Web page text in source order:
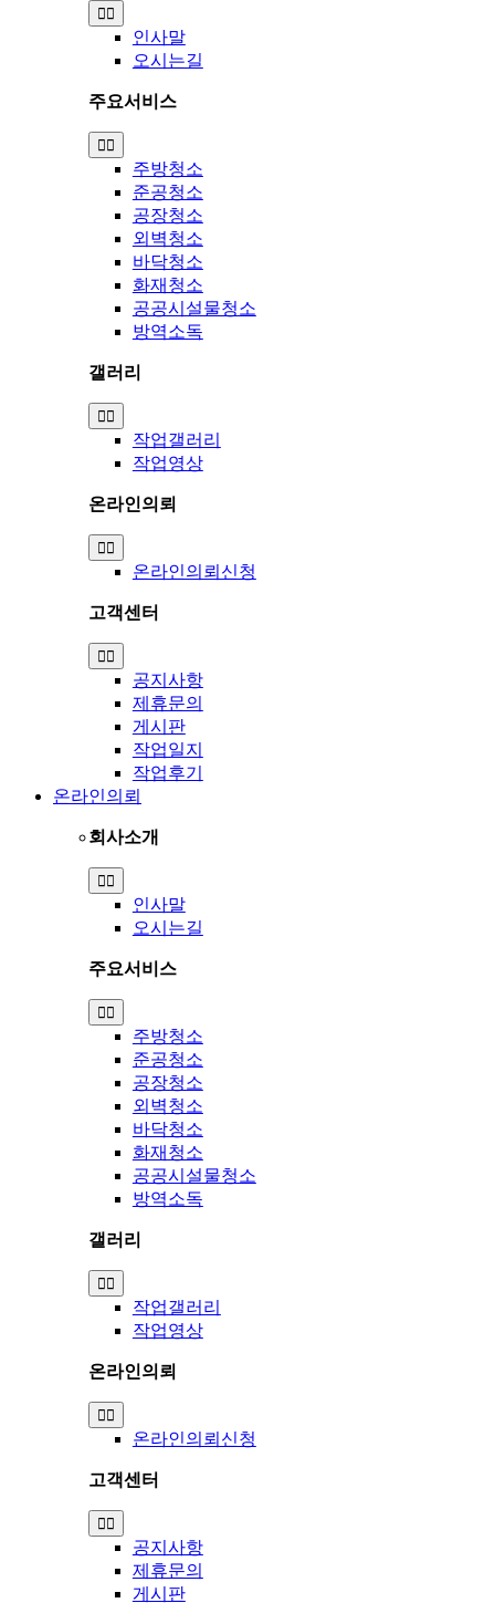
Toggle
Navigation
인사말
오시는길
주요서비스
Toggle
Navigation
주방청소
준공청소
공장청소
외벽청소
바닥청소
화재청소
공공시설물청소
방역소독
갤러리
Toggle
Navigation
작업갤러리
작업영상
온라인의뢰
Toggle
Navigation
온라인의뢰신청
고객센터
Toggle
Navigation
공지사항
제휴문의
게시판
작업일지
작업후기
온라인의뢰
회사소개
Toggle
Navigation
인사말
오시는길
주요서비스
Toggle
Navigation
주방청소
준공청소
공장청소
외벽청소
바닥청소
화재청소
공공시설물청소
방역소독
갤러리
Toggle
Navigation
작업갤러리
작업영상
온라인의뢰
Toggle
Navigation
온라인의뢰신청
고객센터
Toggle
Navigation
공지사항
제휴문의
게시판